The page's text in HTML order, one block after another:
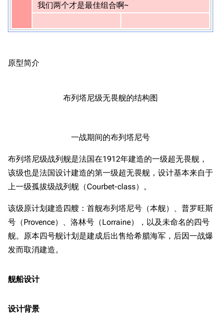
我们两个才是最佳组合啊~
原型简介
布列塔尼级无畏舰的结构图
一战期间的布列塔尼号
布列塔尼级战列舰是法国在1912年建造的一级超无畏舰，
该级也是法国设计建造的第一级超无畏舰，设计基本来自于
上一级孤拔级战列舰（Courbet-class）。
该级原计划建造四艘：首舰布列塔尼号（本舰）、普罗旺斯
号（Provence）、洛林号（Lorraine），以及未命名的四号
舰。原本四号舰计划是建成后出售给希腊海军，后因一战爆
发而取消建造。
舰船设计
设计背景